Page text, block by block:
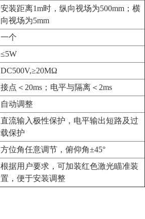
安装距离1m时，纵向视场为500mm；横
向视场为5mm
一个
≤5W
DC500V,≥20MΩ
接点＜20ms；电平与隔离＜2ms
自动调整
直流输入极性保护，电平输出短路及过
载保护
方位角任意调节，俯仰角±45°
根据用户要求，可加装红色激光瞄准装
置，便于安装调整